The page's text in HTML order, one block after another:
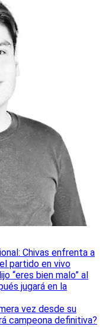
Chivas enfrenta a
partido en vivo
“eres bien malo” al
jugará en la
vez desde su
campeona definitiva?